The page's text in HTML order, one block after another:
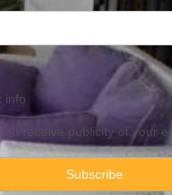
info
to receive publicity of your